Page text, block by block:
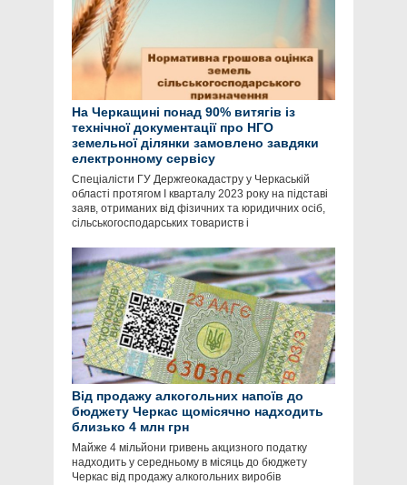
На Черкащині понад 90% витягів із
технічної документації про НГО
земельної ділянки замовлено завдяки
електронному сервісу
Спеціалісти ГУ Держгеокадастру у Черкаській
області протягом І кварталу 2023 року на підставі
заяв, отриманих від фізичних та юридичних осіб,
сільськогосподарських товариств і
Від продажу алкогольних напоїв до
бюджету Черкас щомісячно надходить
близько 4 млн грн
Майже 4 мільйони гривень акцизного податку
надходить у середньому в місяць до бюджету
Черкас від продажу алкогольних виробів